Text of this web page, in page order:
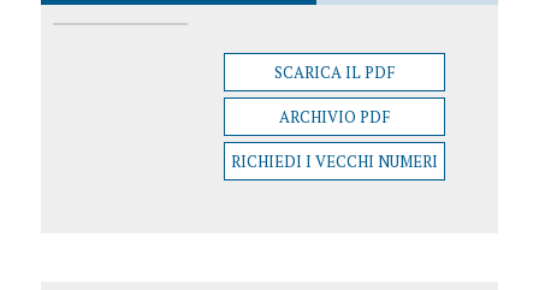
SCARICA IL PDF
ARCHIVIO PDF
RICHIEDI I VECCHI NUMERI